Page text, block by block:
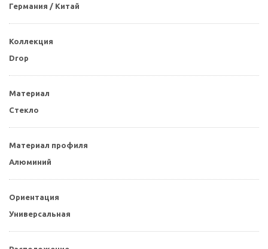
Германия / Китай
Коллекция
Drop
Материал
Стекло
Материал профиля
Алюминий
Ориентация
Универсальная